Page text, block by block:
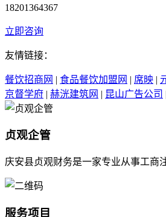
18201364367
立即咨询
友情链接：
餐饮招商网 | 食品餐饮加盟网 | 席映 |
京督学府 | 赫洸建筑网 | 昆山广告公司
贞观企管
庆安县贞观财务是一家专业从事工商
服务项目